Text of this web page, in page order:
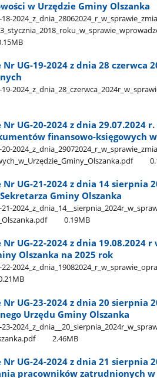
w Urzędzie Gminy Olszanka
Nr UG-19-2024 z dnia 28 czerwca
Nr UG-20-2024 z dnia
finansowo-księgowych
20-
Nr UG-21-2024 z dnia 14 sierpnia
Gminy Olszanka
0.19MB
Nr UG-22-2024 z dnia
Olszanka na 2025 rok
Nr UG-23-2024 z dnia 20 sierpnia
Urzędu Gminy Olszanka
2.46MB
Nr UG-24-2024 z dnia 21
pracowników zatrudnionych w